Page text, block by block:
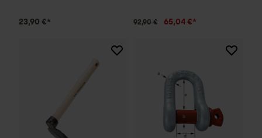
23,90 €* 92,90 € 65,04 €*